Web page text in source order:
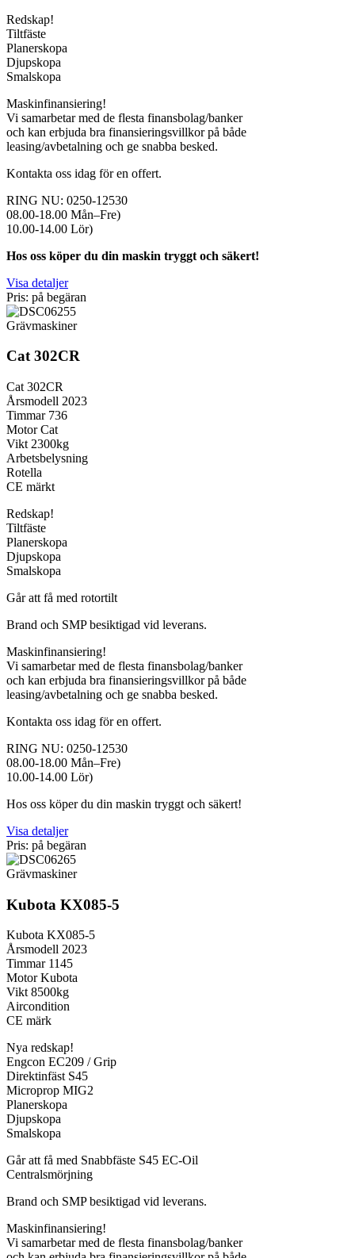
Redskap!
Tiltfäste
Planerskopa
Djupskopa
Smalskopa
Maskinfinansiering!
Vi samarbetar med de flesta finansbolag/banker
och kan erbjuda bra finansieringsvillkor på både
leasing/avbetalning och ge snabba besked.
Kontakta oss idag för en offert.
RING NU: 0250-12530
08.00-18.00 Mån–Fre)
10.00-14.00 Lör)
Hos oss köper du din maskin tryggt och säkert!
Visa detaljer
Pris: på begäran
Grävmaskiner
Cat 302CR
Cat 302CR
Årsmodell 2023
Timmar 736
Motor Cat
Vikt 2300kg
Arbetsbelysning
Rotella
CE märkt
Redskap!
Tiltfäste
Planerskopa
Djupskopa
Smalskopa
Går att få med rotortilt
Brand och SMP besiktigad vid leverans.
Maskinfinansiering!
Vi samarbetar med de flesta finansbolag/banker
och kan erbjuda bra finansieringsvillkor på både
leasing/avbetalning och ge snabba besked.
Kontakta oss idag för en offert.
RING NU: 0250-12530
08.00-18.00 Mån–Fre)
10.00-14.00 Lör)
Hos oss köper du din maskin tryggt och säkert!
Visa detaljer
Pris: på begäran
Grävmaskiner
Kubota KX085-5
Kubota KX085-5
Årsmodell 2023
Timmar 1145
Motor Kubota
Vikt 8500kg
Aircondition
CE märk
Nya redskap!
Engcon EC209 / Grip
Direktinfäst S45
Microprop MIG2
Planerskopa
Djupskopa
Smalskopa
Går att få med Snabbfäste S45 EC-Oil
Centralsmörjning
Brand och SMP besiktigad vid leverans.
Maskinfinansiering!
Vi samarbetar med de flesta finansbolag/banker